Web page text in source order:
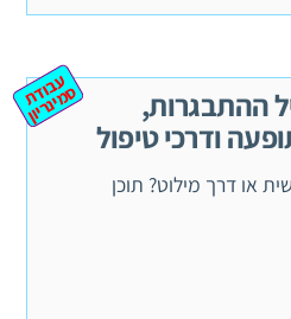
ההתבגרות,
ודרכי טיפול
ע
ב
וד
ת
ס
מ
ינ
ר
יון
או דרך מילוט? תוכן